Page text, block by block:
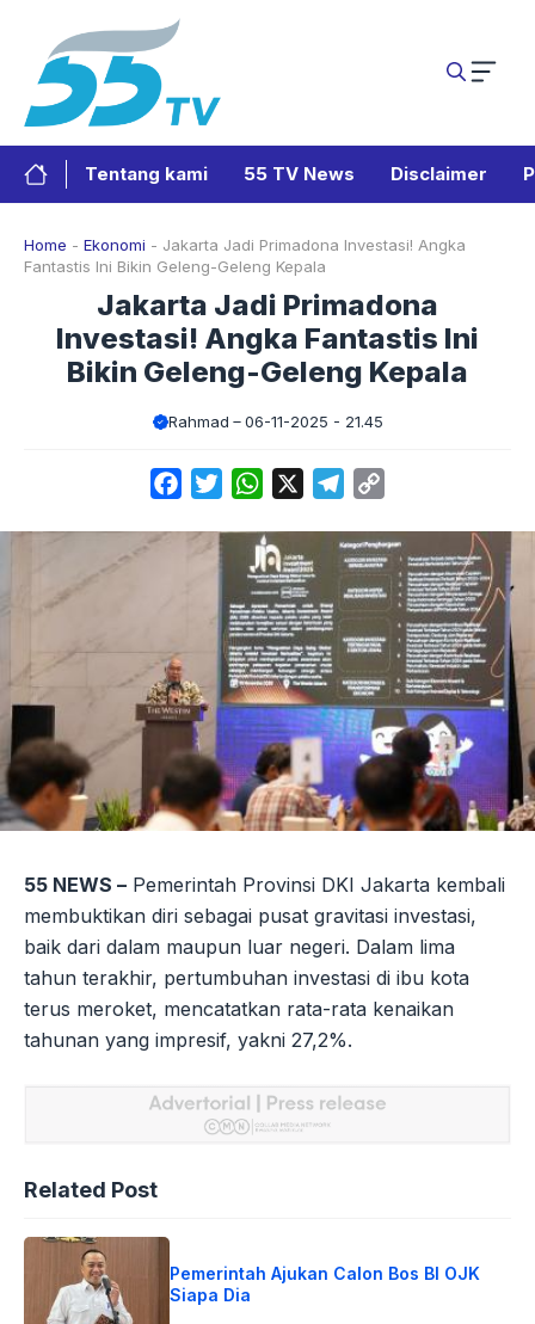
Tentang kami 55 TV News Disclaimer
Home - Ekonomi - Jakarta Jadi Primadona Investasi! Angka
Fantastis Ini Bikin Geleng-Geleng Kepala
Jakarta Jadi Primadona
Investasi! Angka Fantastis Ini
Bikin Geleng-Geleng Kepala
Rahmad 06-11-2025 - 21.45
FacebookTwitterWhatsApp Telegram
55 NEWS – Pemerintah Provinsi DKI Jakarta kembali
membuktikan diri sebagai pusat gravitasi investasi,
baik dari dalam maupun luar negeri. Dalam lima
tahun terakhir, pertumbuhan investasi di ibu kota
terus meroket, mencatatkan rata-rata kenaikan
tahunan yang impresif, yakni 27,2%.
Related Post
Pemerintah Ajukan Calon Bos BI OJK
Siapa Dia